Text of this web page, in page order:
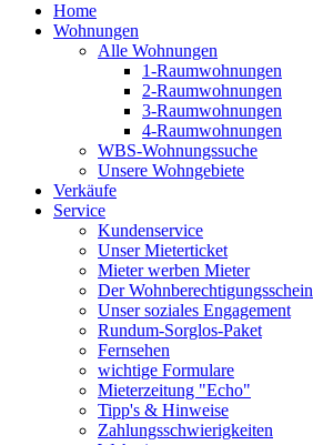
Home
Wohnungen
Alle Wohnungen
1-Raumwohnungen
2-Raumwohnungen
3-Raumwohnungen
4-Raumwohnungen
WBS-Wohnungssuche
Unsere Wohngebiete
Verkäufe
Service
Kundenservice
Unser Mieterticket
Mieter werben Mieter
Der Wohnberechtigungsschein
Unser soziales Engagement
Rundum-Sorglos-Paket
Fernsehen
wichtige Formulare
Mieterzeitung "Echo"
Tipp's & Hinweise
Zahlungsschwierigkeiten